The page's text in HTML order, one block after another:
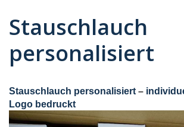
Stauschlauch
personalisiert
Stauschlauch personalisiert –
Logo bedruckt